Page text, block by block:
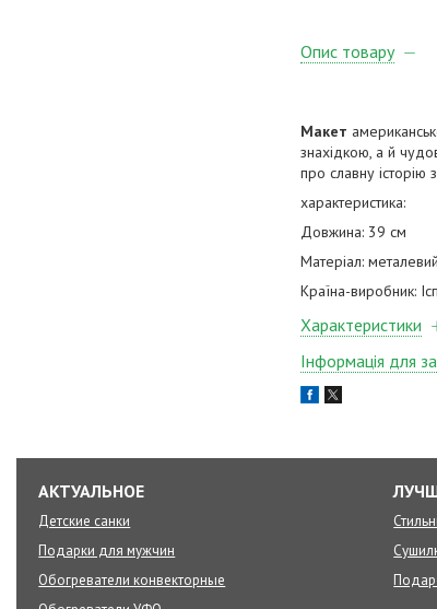
Опис товару
Макет
знахідкою, а й
про славну історію
характеристика:
Довжина: 39 см
Матеріал:
Країна-виробник:
Характеристики
Інформація для
АКТУАЛЬНОЕ
Детские санки
Подарки для мужчин
Обогреватели конвекторные